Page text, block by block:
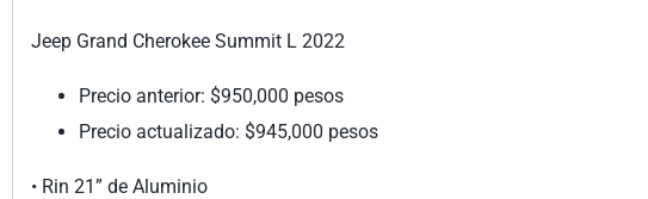
Jeep Grand Cherokee Summit L 2022
Precio anterior: $950,000 pesos
Precio actualizado: $945,000 pesos
•⁠ ⁠Rin 21” de Aluminio